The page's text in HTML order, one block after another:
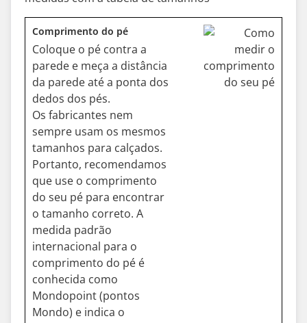
Comprimento do pé
Coloque o pé contra a
parede e meça a distância
da parede até a ponta dos
dedos dos pés.
Os fabricantes nem
sempre usam os mesmos
tamanhos para calçados.
Portanto, recomendamos
que use o comprimento
do seu pé para encontrar
o tamanho correto. A
medida padrão
internacional para o
comprimento do pé é
conhecida como
Mondopoint (pontos
Mondo) e indica o